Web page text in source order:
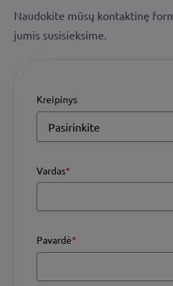
Naudokite mūsų kontaktinę
jumis susisieksime.
Kreipinys
Vardas*
Pavardė*